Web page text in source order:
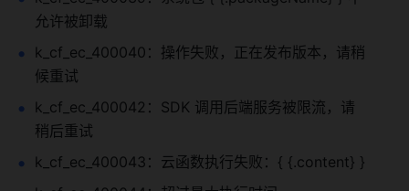
允许被卸载
k_cf_ec_400040：操作失败，正在发布版本，请稍
候重试
k_cf_ec_400042：SDK 调用后端服务被限流，请
稍后重试
k_cf_ec_400043：云函数执行失败：{ {.content} }